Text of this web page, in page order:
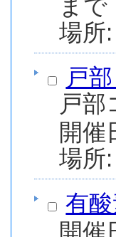
場
戸
戸
場所:
有